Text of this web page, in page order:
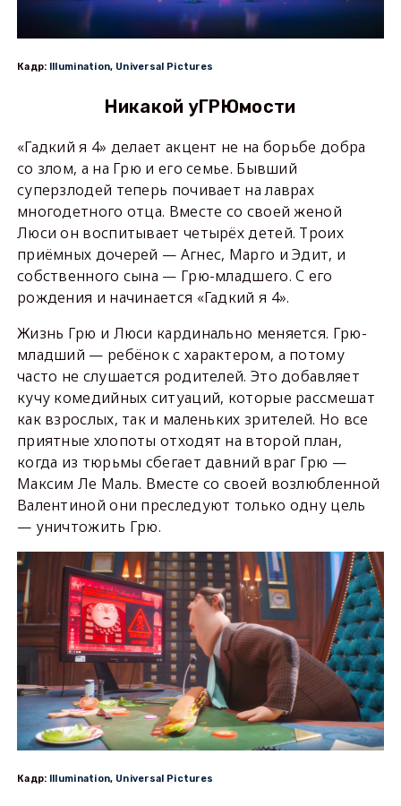
Кадр: Illumination, Universal Pictures
Никакой уГРЮмости
«Гадкий я 4» делает акцент не на борьбе добра
со злом, а на Грю и его семье. Бывший
суперзлодей теперь почивает на лаврах
многодетного отца. Вместе со своей женой
Люси он воспитывает четырёх детей. Троих
приёмных дочерей — Агнес, Марго и Эдит, и
собственного сына — Грю-младшего. С его
рождения и начинается «Гадкий я 4».
Жизнь Грю и Люси кардинально меняется. Грю-
младший — ребёнок с характером, а потому
часто не слушается родителей. Это добавляет
кучу комедийных ситуаций, которые рассмешат
как взрослых, так и маленьких зрителей. Но все
приятные хлопоты отходят на второй план,
когда из тюрьмы сбегает давний враг Грю —
Максим Ле Маль. Вместе со своей возлюбленной
Валентиной они преследуют только одну цель
— уничтожить Грю.
Кадр: Illumination, Universal Pictures